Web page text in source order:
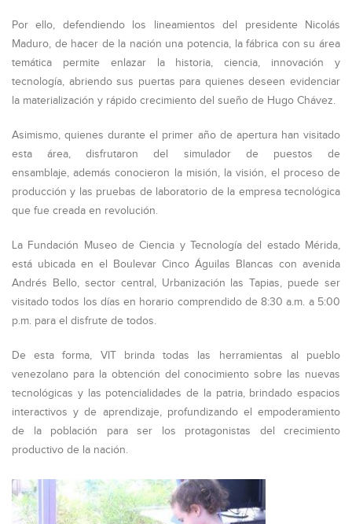
Por ello, defendiendo los lineamientos del presidente Nicolás
Maduro, de hacer de la nación una potencia, la fábrica con su área
temática permite enlazar la historia, ciencia, innovación y
tecnología, abriendo sus puertas para quienes deseen evidenciar
la materialización y rápido crecimiento del sueño de Hugo Chávez.
Asimismo, quienes durante el primer año de apertura han visitado
esta área, disfrutaron del simulador de puestos de
ensamblaje, además conocieron la misión, la visión, el proceso de
producción y las pruebas de laboratorio de la empresa tecnológica
que fue creada en revolución.
La Fundación Museo de Ciencia y Tecnología del estado Mérida,
está ubicada en el Boulevar Cinco Águilas Blancas con avenida
Andrés Bello, sector central, Urbanización las Tapias, puede ser
visitado todos los días en horario comprendido de 8:30 a.m. a 5:00
p.m. para el disfrute de todos.
De esta forma, VIT brinda todas las herramientas al pueblo
venezolano para la obtención del conocimiento sobre las nuevas
tecnológicas y las potencialidades de la patria, brindado espacios
interactivos y de aprendizaje, profundizando el empoderamiento
de la población para ser los protagonistas del crecimiento
productivo de la nación.